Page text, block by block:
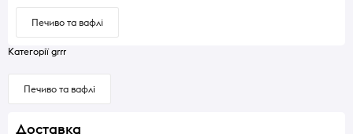
Печиво та вафлі
Категорії grrr
Печиво та вафлі
Доставка